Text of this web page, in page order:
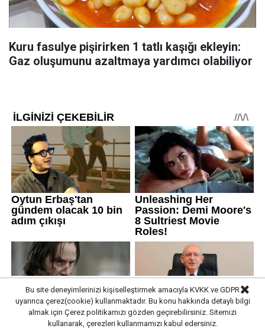
Kuru fasulye pişirirken 1 tatlı kaşığı ekleyin:
Gaz oluşumunu azaltmaya yardımcı olabiliyor
Bu site deneyimlerinizi kişiselleştirmek amacıyla KVKK ve GDPR
uyarınca çerez(cookie) kullanmaktadır. Bu konu hakkında detaylı bilgi
almak için Çerez politikamızı gözden geçirebilirsiniz. Sitemizi
kullanarak, çerezleri kullanmamızı kabul edersiniz.